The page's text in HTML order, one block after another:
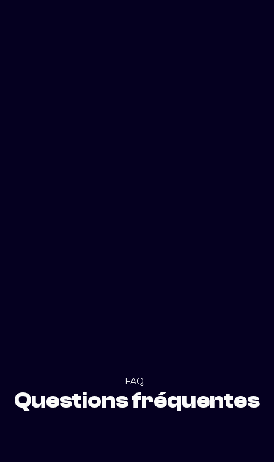
FAQ
Questions fréquentes